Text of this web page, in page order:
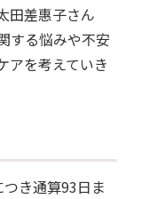
田差惠子さん
する悩みや不安
アを考えていき
き通算93日ま